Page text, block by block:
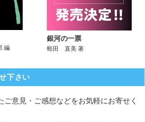
編
銀河の一票
蛭田 直美 著
下さい
ご意見・ご感想などをお気軽にお寄せく